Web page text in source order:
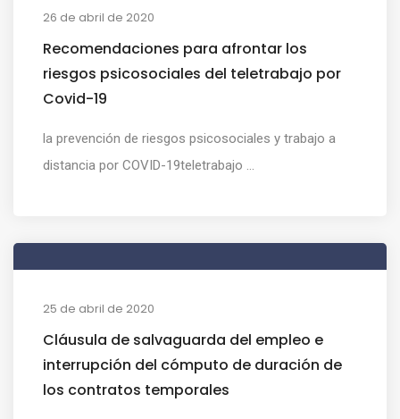
26 de abril de 2020
Recomendaciones para afrontar los
riesgos psicosociales del teletrabajo por
Covid-19
la prevención de riesgos psicosociales y trabajo a
distancia por COVID-19teletrabajo ...
25 de abril de 2020
Cláusula de salvaguarda del empleo e
interrupción del cómputo de duración de
los contratos temporales